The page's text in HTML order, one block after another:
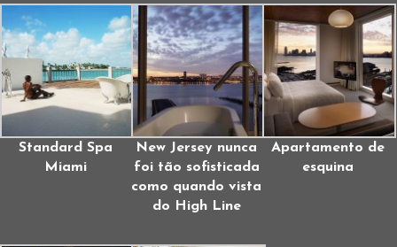
Standard Spa
Miami
New Jersey nunca
foi tão sofisticada
como quando vista
do High Line
Apartamento de
esquina